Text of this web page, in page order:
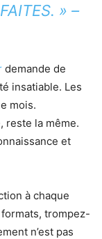
» –
demande de
insatiable. Les
mois.
reste la même.
et
à chaque
trompez-
n’est pas